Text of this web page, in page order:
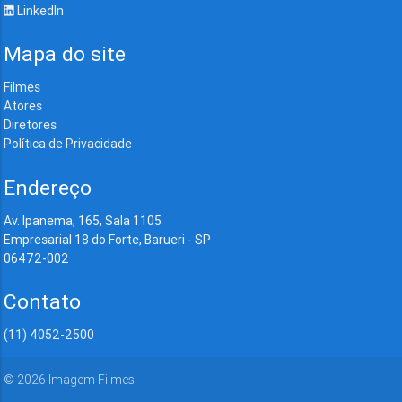
LinkedIn
Mapa do site
Filmes
Atores
Diretores
Política de Privacidade
Endereço
Av. Ipanema, 165, Sala 1105
Empresarial 18 do Forte, Barueri - SP
06472-002
Contato
(11) 4052-2500
© 2026 Imagem Filmes